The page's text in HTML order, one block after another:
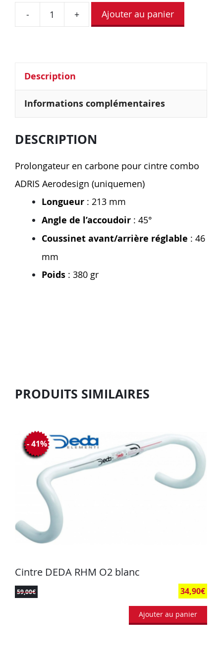
- + Ajouter au panier
Description
Informations complémentaires
DESCRIPTION
Prolongateur en carbone pour cintre combo
ADRIS Aerodesign (uniquemen)
Longueur : 213 mm
Angle de l’accoudoir : 45°
Coussinet avant/arrière réglable : 46
mm
Poids : 380 gr
PRODUITS SIMILAIRES
Cintre DEDA RHM O2 blanc
59,00€ 34,90€
- 41%
Ajouter au panier